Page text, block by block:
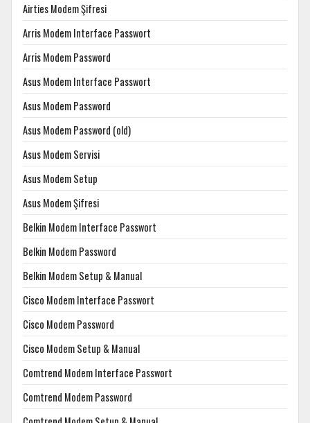
Airties Modem Şifresi
Arris Modem Interface Passwort
Arris Modem Password
Asus Modem Interface Passwort
Asus Modem Password
Asus Modem Password (old)
Asus Modem Servisi
Asus Modem Setup
Asus Modem Şifresi
Belkin Modem Interface Passwort
Belkin Modem Password
Belkin Modem Setup & Manual
Cisco Modem Interface Passwort
Cisco Modem Password
Cisco Modem Setup & Manual
Comtrend Modem Interface Passwort
Comtrend Modem Password